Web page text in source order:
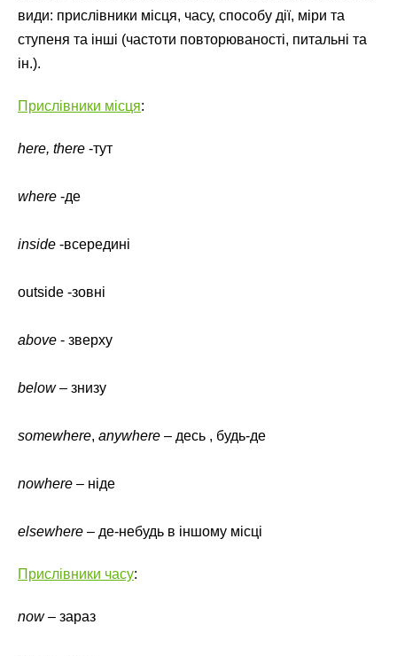
види: прислівники місця, часу, способу дії, міри та
ступеня та інші (частоти повторюваності, питальні та
ін.).
Прислівники місця:
here, there -тут
where -де
inside -всередині
outside -зовні
above - зверху
below– знизу
somewhere, anywhere – десь , будь-де
nowhere – ніде
elsewhere – де-небудь в іншому місці
Прислівники часу:
now– зараз